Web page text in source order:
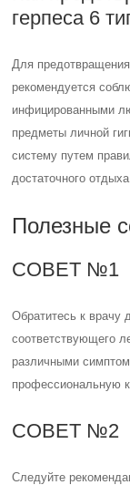
герпеса 6
Для
рекомендуется
инфицированными
предметы личной
систему путем
достаточного
Полезные
СОВЕТ №1
Обратитесь к врачу
соответствующего
различными
профессиональную
СОВЕТ №2
Следуйте